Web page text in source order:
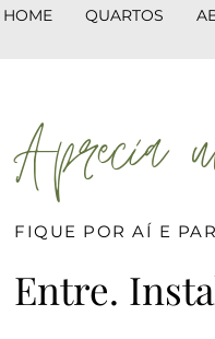
HOME QUARTOS
Aprecia
FIQUE POR AÍ E
Entre.